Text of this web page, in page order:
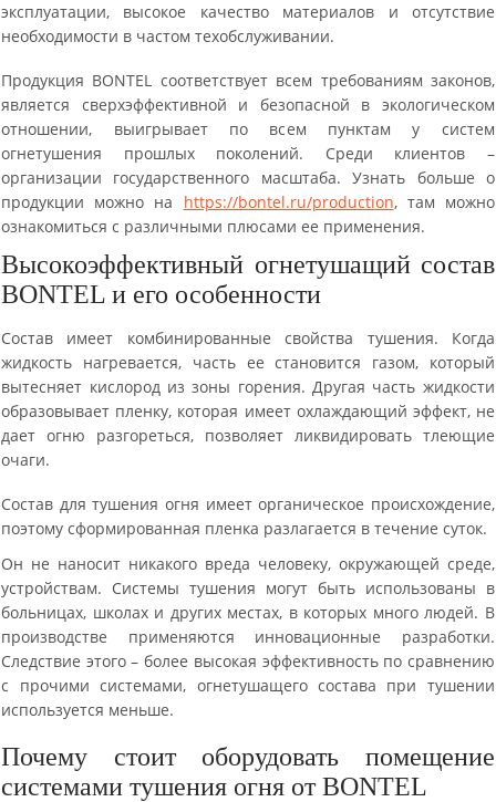
эксплуатации, высокое качество материалов и отсутствие
необходимости в частом техобслуживании.
Продукция BONTEL соответствует всем требованиям законов,
является сверхэффективной и безопасной в экологическом
отношении, выигрывает по всем пунктам у систем
огнетушения прошлых поколений. Среди клиентов –
организации государственного масштаба. Узнать больше о
продукции можно на https://bontel.ru/production, там можно
ознакомиться с различными плюсами ее применения.
Высокоэффективный огнетушащий состав
BONTEL и его особенности
Состав имеет комбинированные свойства тушения. Когда
жидкость нагревается, часть ее становится газом, который
вытесняет кислород из зоны горения. Другая часть жидкости
образовывает пленку, которая имеет охлаждающий эффект, не
дает огню разгореться, позволяет ликвидировать тлеющие
очаги.
Состав для тушения огня имеет органическое происхождение,
поэтому сформированная пленка разлагается в течение суток.
Он не наносит никакого вреда человеку, окружающей среде,
устройствам. Системы тушения могут быть использованы в
больницах, школах и других местах, в которых много людей. В
производстве применяются инновационные разработки.
Следствие этого – более высокая эффективность по сравнению
с прочими системами, огнетушащего состава при тушении
используется меньше.
Почему стоит оборудовать помещение
системами тушения огня от BONTEL